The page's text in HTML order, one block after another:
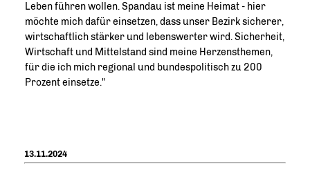
Leben führen wollen. Spandau ist meine Heimat - hier
möchte mich dafür einsetzen, dass unser Bezirk sicherer,
wirtschaftlich stärker und lebenswerter wird. Sicherheit,
Wirtschaft und Mittelstand sind meine Herzensthemen,
für die ich mich regional und bundespolitisch zu 200
Prozent einsetze."
13.11.2024